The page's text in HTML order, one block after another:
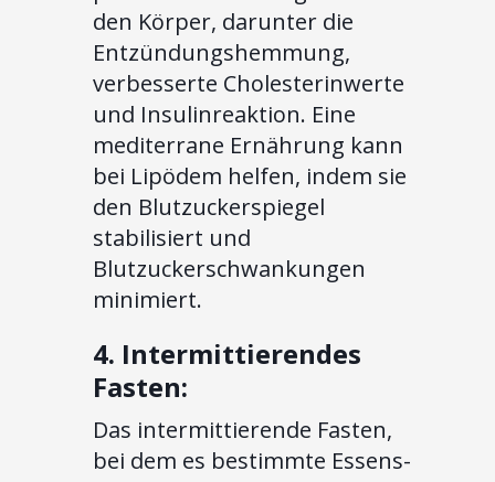
den Körper, darunter die
Entzündungshemmung,
verbesserte Cholesterinwerte
und Insulinreaktion. Eine
mediterrane Ernährung kann
bei Lipödem helfen, indem sie
den Blutzuckerspiegel
stabilisiert und
Blutzuckerschwankungen
minimiert.
4. Intermittierendes
Fasten:
Das intermittierende Fasten,
bei dem es bestimmte Essens-